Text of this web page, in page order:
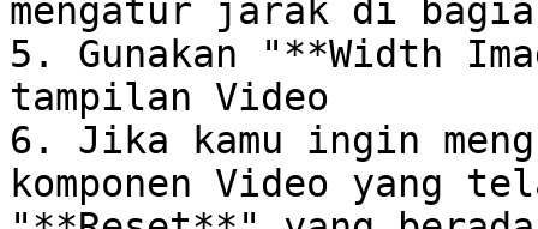
mengatur jarak di
5. Gunakan "**Width
tampilan Video
6. Jika kamu ingin
komponen Video yang